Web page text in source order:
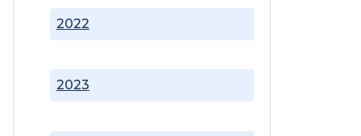
2022
2023